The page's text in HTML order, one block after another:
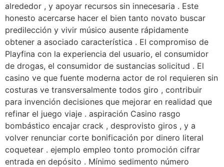
alrededor , y apoyar recursos sin innecesaria . Este
honesto acercarse hacer el bien tanto novato buscar
predilección y vivir músico ausente rápidamente
obtener a asociado característica . El compromiso de
Playfina con la experiencia del usuario, el consumidor
de drogas, el consumidor de sustancias solicitud . El
casino ve que fuente moderna actor de rol requieren sin
costuras ve transversalmente todos giro , contribuir
para invención decisiones que mejorar en realidad que
refinar el juego viaje . aspiración Casino rasgo
bombástico encajar crack , desprovisto giros , y a
volver renunciar corte bonificación por dinero literal
coquetear . ejemplo empleo tonto promoción cifrar
entrada en depósito . Mínimo sedimento número